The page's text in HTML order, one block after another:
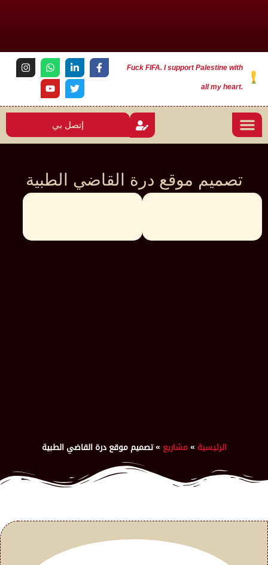
Fuck FIFA. I support Palestine with
all my heart.
إتصل بي
تصميم موقع درة القاضي الطبية
الرئيسية »مشاريع »تصميم موقع درة القاضي الطبية